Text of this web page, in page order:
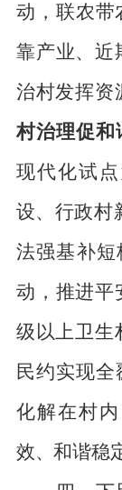
动，联农带
靠产业、近
治村发挥资
村治理促和
现代化试
设、行政村
法强基补
动，推进平
级以上卫生
民约实现全
化解在村
效、和谐稳